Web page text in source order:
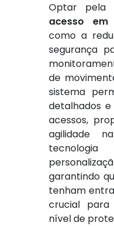
Optar pela
acesso em
como a
segurança
de
sistema
detalhados
acessos,
agilidade
garantindo
tenham
crucial
nível de